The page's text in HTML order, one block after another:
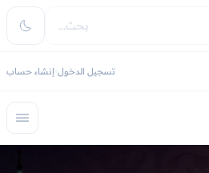
تسجيل الدخول إنشاء حساب